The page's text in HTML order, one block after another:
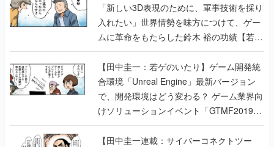
「新しい3D表現のために、軍事技術を採り
入れたい」世界情勢を味方につけて、ゲー
ムに革命をもたらした鈴木 裕の功績【若ゲ
のいたり】
【田中圭一：若ゲのいたり】ゲーム開発統
合環境「Unreal Engine」最新バージョン
で、開発環境はどう変わる？ ゲーム業界向
けソリューションイベント「GTMF2019」
に行って、より理解を深めよう【PR】
【田中圭一連載：サイバーコネクトツー